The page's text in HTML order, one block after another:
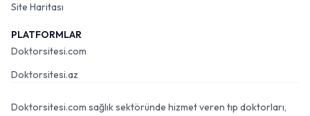
Site Haritası
PLATFORMLAR
Doktorsitesi.com
Doktorsitesi.az
Doktorsitesi.com sağlık sektöründe hizmet veren tıp doktorları,